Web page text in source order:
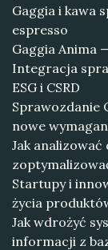
Gaggia i kawa
espresso
Gaggia Anima
Integracja
ESG i CSRD
Sprawozdanie
nowe
Jak
Startupy i
życia
Jak wdrożyć
informacji z